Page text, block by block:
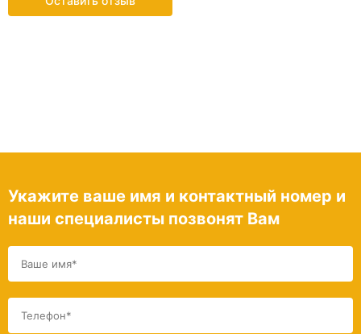
Укажите ваше имя и контактный номер и
наши специалисты позвонят Вам